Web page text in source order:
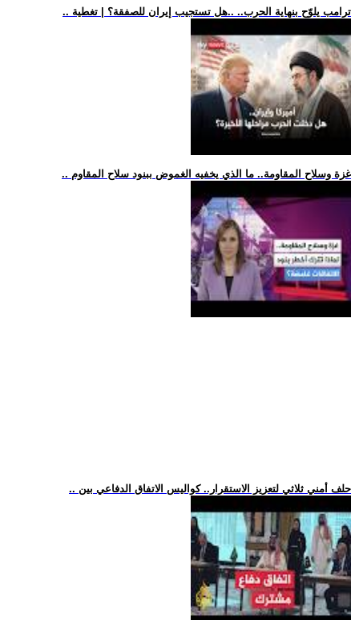
.. ترامب يلوّح بنهاية الحرب.. ..هل تستجيب إيران للصفقة؟ | تغطية
.. غزة وسلاح المقاومة.. ما الذي يخفيه الغموض ببنود سلاح المقاوم
.. حلف أمني ثلاثي لتعزيز الاستقرار.. كواليس الاتفاق الدفاعي بين